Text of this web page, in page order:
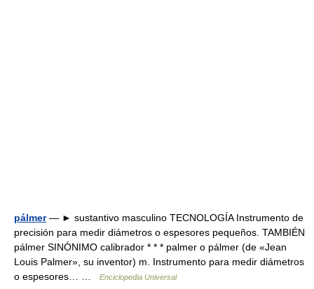
pálmer— ► sustantivo masculino TECNOLOGÍA Instrumento de
precisión para medir diámetros o espesores pequeños. TAMBIÉN
pálmer SINÓNIMO calibrador * * * palmer o pálmer (de «Jean
Louis Palmer», su inventor) m. Instrumento para medir diámetros
o espesores… …
Enciclopedia Universal